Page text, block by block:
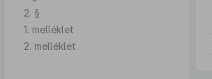
2. §
1. melléklet
2. melléklet